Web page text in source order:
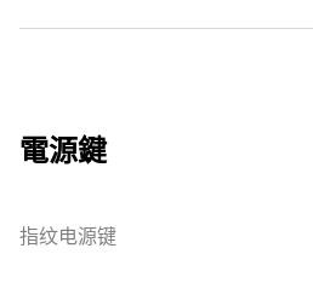
電源鍵
指纹电源键